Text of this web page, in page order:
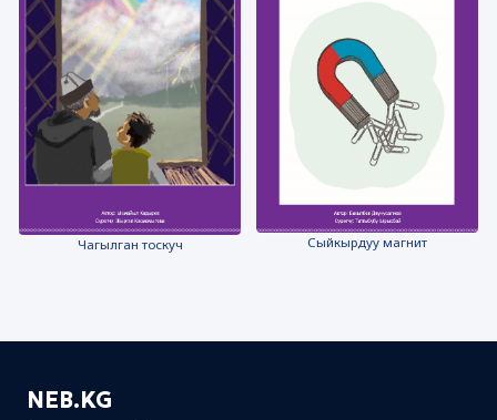
Чагылган тоскуч Сыйкырдуу магнит
NEB.KG